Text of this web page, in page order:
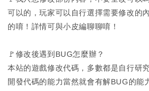
可以的，玩家可以自行選擇需要修改的
的唷！詳情可與小皮編聊聊唷！
🚩修改後遇到BUG怎麼辦？
本站的遊戲修改代碼，多數都是自行研
開發代碼的能力當然就會有解BUG的能